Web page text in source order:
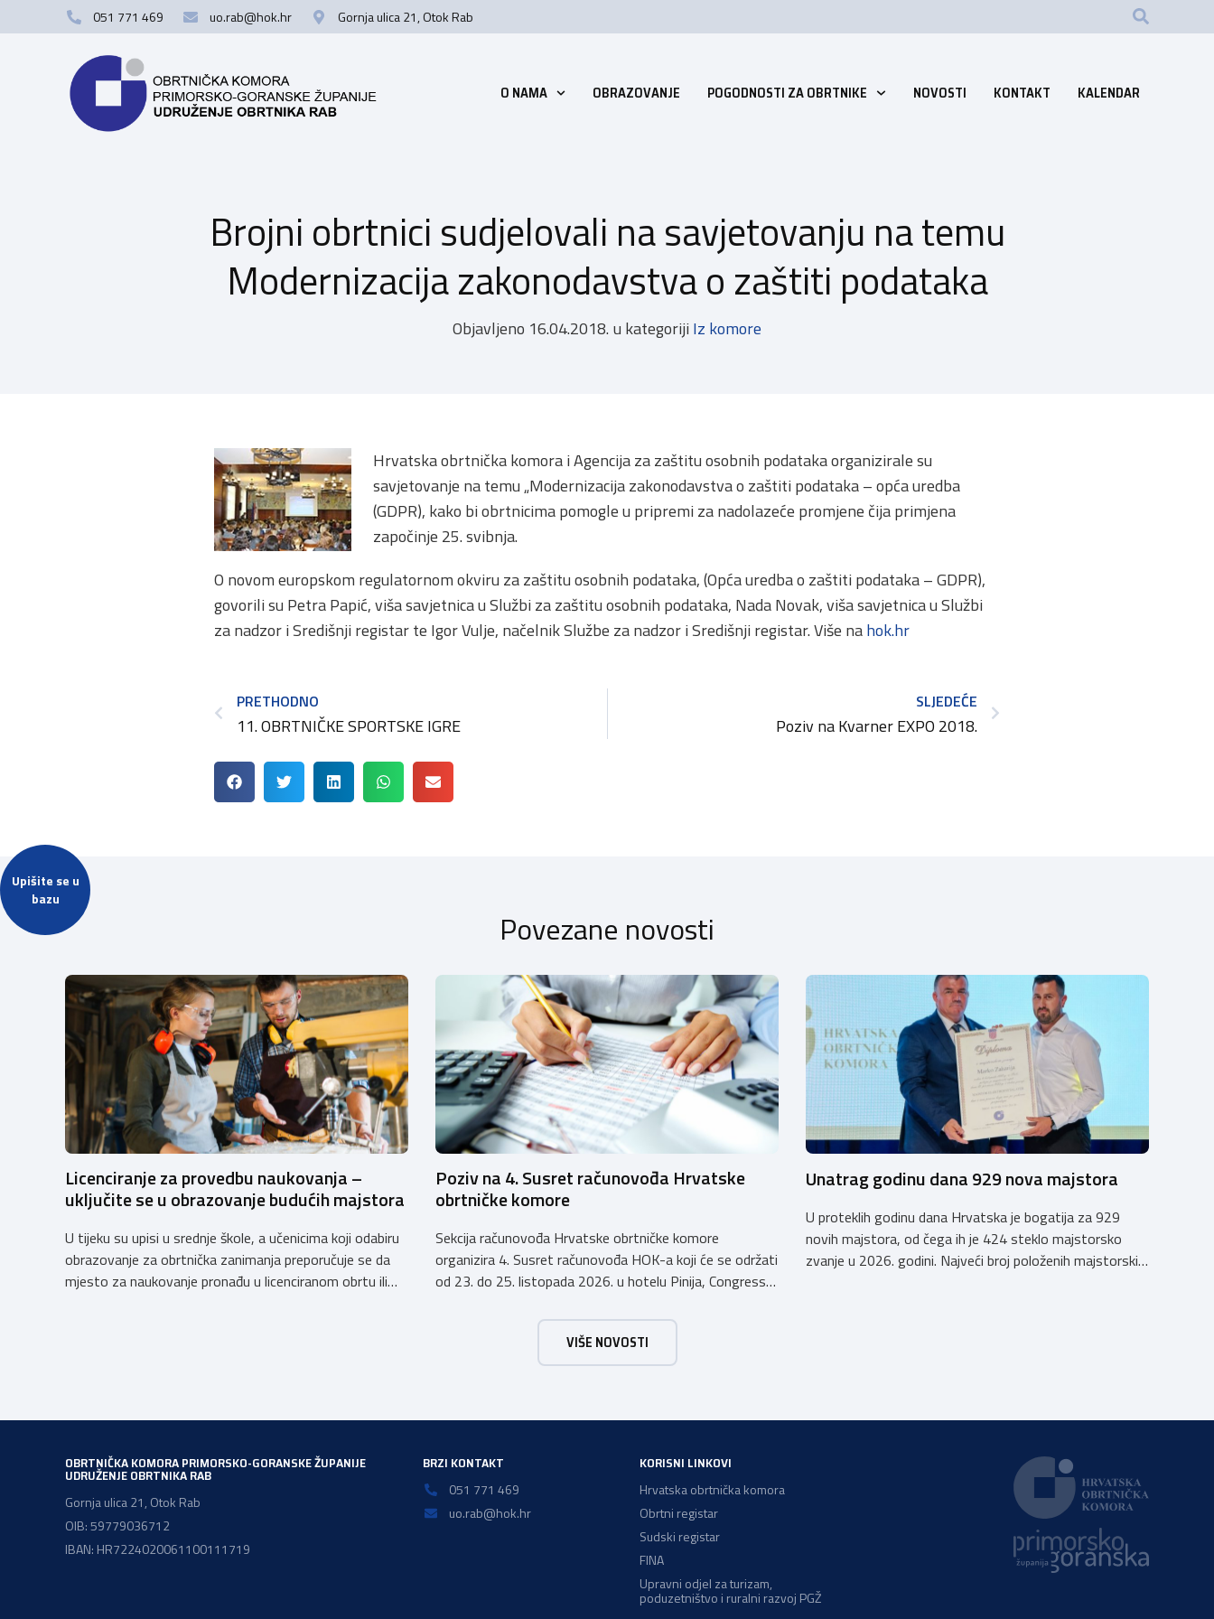
Upišite se u
bazu
051 771 469 uo.rab@hok.hr Gornja ulica 21, Otok Rab
O NAMA OBRAZOVANJE POGODNOSTI ZA OBRTNIKE NOVOSTI KONTAKT KALENDAR
Brojni obrtnici sudjelovali na savjetovanju na temu
Modernizacija zakonodavstva o zaštiti podataka
Objavljeno 16.04.2018. u kategoriji Iz komore
Hrvatska obrtnička komora i Agencija za zaštitu osobnih podataka organizirale su
savjetovanje na temu „Modernizacija zakonodavstva o zaštiti podataka – opća uredba
(GDPR), kako bi obrtnicima pomogle u pripremi za nadolazeće promjene čija primjena
započinje 25. svibnja.
O novom europskom regulatornom okviru za zaštitu osobnih podataka, (Opća uredba o zaštiti podataka – GDPR),
govorili su Petra Papić, viša savjetnica u Službi za zaštitu osobnih podataka, Nada Novak, viša savjetnica u Službi
za nadzor i Središnji registar te Igor Vulje, načelnik Službe za nadzor i Središnji registar. Više nahok.hr
PRETHODNO
11. OBRTNIČKE SPORTSKE IGRE
SLJEDEĆE
Poziv na Kvarner EXPO 2018.
Povezane novosti
Licenciranje za provedbu naukovanja –
uključite se u obrazovanje budućih majstora
U tijeku su upisi u srednje škole, a učenicima koji odabiru
obrazovanje za obrtnička zanimanja preporučuje se da
mjesto za naukovanje pronađu u licenciranom obrtu ili
Poziv na 4. Susret računovođa Hrvatske
obrtničke komore
Sekcija računovođa Hrvatske obrtničke komore
organizira 4. Susret računovođa HOK-a koji će se održati
od 23. do 25. listopada 2026. u hotelu Pinija, Congress
otvoren u petak, 23. listopada 2026. u
poslijepodnevnim, uz uvodno predavanje i pozdrav
domaćina. Tijekom subote, 24. listopada, održavat će se
Unatrag godinu dana 929 nova majstora
U proteklih godinu dana Hrvatska je bogatija za 929
novih majstora, od čega ih je 424 steklo majstorsko
zvanje u 2026. godini. Najveći broj položenih majstorskih
VIŠE NOVOSTI
OBRTNIČKA KOMORA PRIMORSKO-GORANSKE ŽUPANIJE
UDRUŽENJE OBRTNIKA RAB
Gornja ulica 21, Otok Rab
OIB: 59779036712
IBAN: HR7224020061100111719
BRZI KONTAKT
051 771 469
uo.rab@hok.hr
KORISNI LINKOVI
Hrvatska obrtnička komora
Obrtni registar
Sudski registar
FINA
Upravni odjel za turizam,
poduzetništvo i ruralni razvoj PGŽ